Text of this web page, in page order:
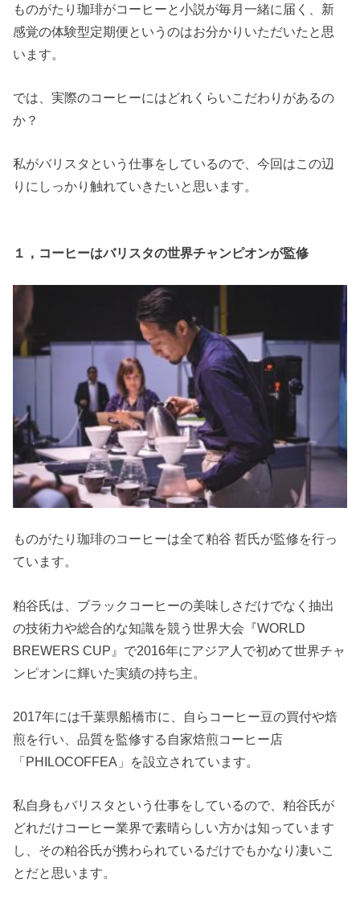
ものがたり珈琲がコーヒーと小説が毎月一緒に届く、新
感覚の体験型定期便というのはお分かりいただいたと思
います。
では、実際のコーヒーにはどれくらいこだわりがあるの
か？
私がバリスタという仕事をしているので、今回はこの辺
りにしっかり触れていきたいと思います。
１，コーヒーはバリスタの世界チャンピオンが監修
ものがたり珈琲のコーヒーは全て粕谷 哲氏が監修を行っ
ています。
粕谷氏は、ブラックコーヒーの美味しさだけでなく抽出
の技術力や総合的な知識を競う世界大会『WORLD
BREWERS CUP』で2016年にアジア人で初めて世界チャ
ンピオンに輝いた実績の持ち主。
2017年には千葉県船橋市に、自らコーヒー豆の買付や焙
煎を行い、品質を監修する自家焙煎コーヒー店
「PHILOCOFFEA」を設立されています。
私自身もバリスタという仕事をしているので、粕谷氏が
どれだけコーヒー業界で素晴らしい方かは知っています
し、その粕谷氏が携わられているだけでもかなり凄いこ
とだと思います。